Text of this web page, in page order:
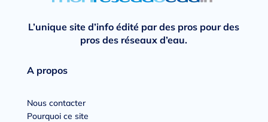
L’unique site d’info édité par des pros pour des
pros des réseaux d’eau.
A propos
Nous contacter
Pourquoi ce site